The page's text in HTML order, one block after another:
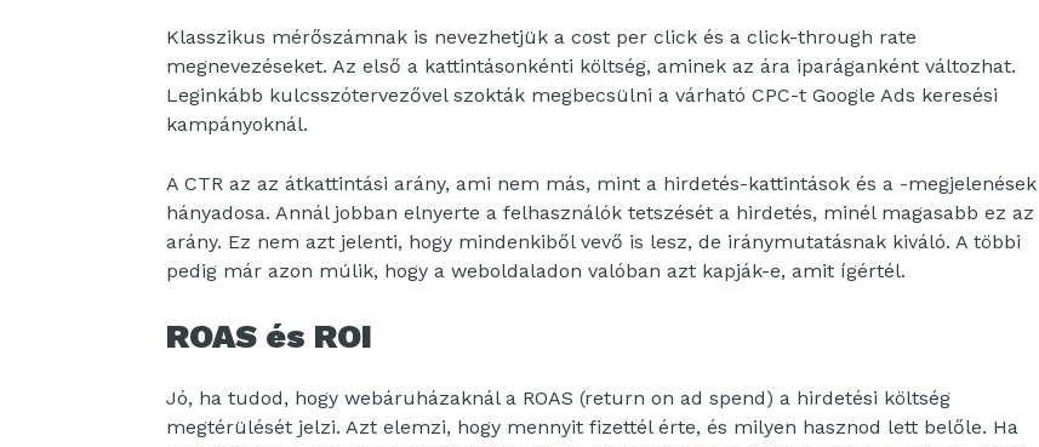
Klasszikus mérőszámnak is nevezhetjük a cost per click és a click-through rate
megnevezéseket. Az első a kattintásonkénti költség, aminek az ára iparáganként változhat.
Leginkább kulcsszótervezővel szokták megbecsülni a várható CPC-t Google Ads keresési
kampányoknál.
A CTR az az átkattintási arány, ami nem más, mint a hirdetés-kattintások és a -megjelenések
hányadosa. Annál jobban elnyerte a felhasználók tetszését a hirdetés, minél magasabb ez az
arány. Ez nem azt jelenti, hogy mindenkiből vevő is lesz, de iránymutatásnak kiváló. A többi
pedig már azon múlik, hogy a weboldaladon valóban azt kapják-e, amit ígértél.
ROAS és ROI
Jó, ha tudod, hogy webáruházaknál a ROAS (return on ad spend) a hirdetési költség
megtérülését jelzi. Azt elemzi, hogy mennyit fizettél érte, és milyen hasznod lett belőle. Ha